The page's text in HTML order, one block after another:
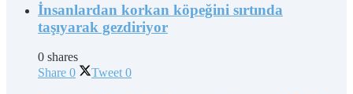
İnsanlardan korkan köpeğini sırtında
taşıyarak gezdiriyor
0 shares
Share 0 Tweet 0